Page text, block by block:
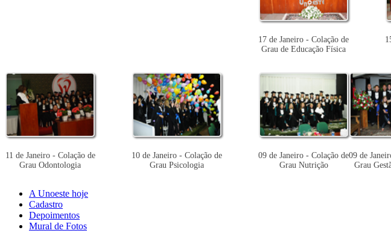
17 de Janeiro - Colação de
Grau de Educação Física
11 de Janeiro - Colação de
Grau Odontologia
10 de Janeiro - Colação de
Grau Psicologia
09 de Janeiro - Colação de
Grau Nutrição
09 de
Grau
A Unoeste hoje
Cadastro
Depoimentos
Mural de Fotos